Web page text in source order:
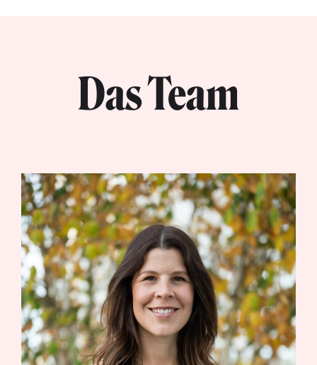
Das Team